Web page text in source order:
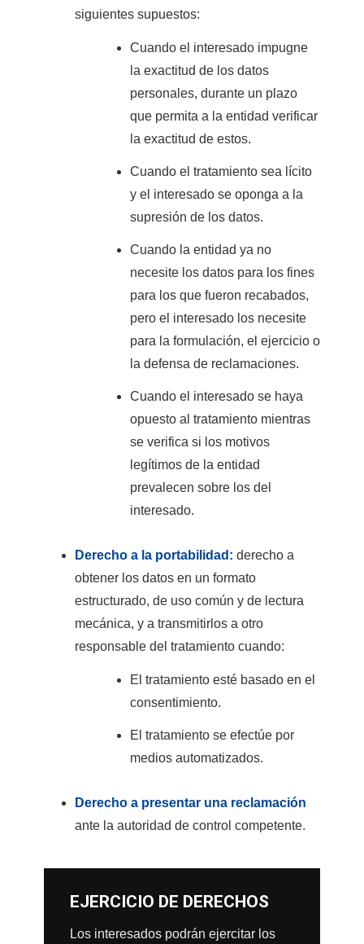
siguientes supuestos:
Cuando el interesado impugne
la exactitud de los datos
personales, durante un plazo
que permita a la entidad verificar
la exactitud de estos.
Cuando el tratamiento sea lícito
y el interesado se oponga a la
supresión de los datos.
Cuando la entidad ya no
necesite los datos para los fines
para los que fueron recabados,
pero el interesado los necesite
para la formulación, el ejercicio o
la defensa de reclamaciones.
Cuando el interesado se haya
opuesto al tratamiento mientras
se verifica si los motivos
legítimos de la entidad
prevalecen sobre los del
interesado.
Derecho a la portabilidad: derecho a
obtener los datos en un formato
estructurado, de uso común y de lectura
mecánica, y a transmitirlos a otro
responsable del tratamiento cuando:
El tratamiento esté basado en el
consentimiento.
El tratamiento se efectúe por
medios automatizados.
Derecho a presentar una reclamación
ante la autoridad de control competente.
EJERCICIO DE DERECHOS
Los interesados podrán ejercitar los